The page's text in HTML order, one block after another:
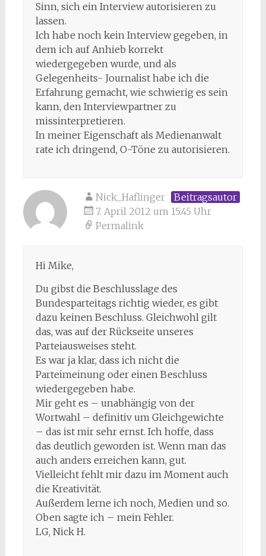
Sinn, sich ein Interview autorisieren zu
lassen.
Ich habe noch kein Interview gegeben, in
dem ich auf Anhieb korrekt
wiedergegeben wurde, und als
Gelegenheits- Journalist habe ich die
Erfahrung gemacht, wie schwierig es sein
kann, den Interviewpartner zu
missinterpretieren.
In meiner Eigenschaft als Medienanwalt
rate ich dringend, O-Töne zu autorisieren.
Nick_Haflinger
Beitragsautor
7. April 2012 um 15:45 Uhr
Permalink
Hi Mike,
Du gibst die Beschlusslage des
Bundesparteitags richtig wieder, es gibt
dazu keinen Beschluss. Gleichwohl gilt
das, was auf der Rückseite unseres
Parteiausweises steht.
Es war ja klar, dass ich nicht die
Parteimeinung oder einen Beschluss
wiedergegeben habe.
Mir geht es – unabhängig von der
Wortwahl – definitiv um Gleichgewichte
– das ist mir sehr ernst. Ich hoffe, dass
das deutlich geworden ist. Wenn man das
auch anders erreichen kann, gut.
Vielleicht fehlt mir dazu im Moment auch
die Kreativität.
Außerdem lerne ich noch, Medien und so.
Oben sagte ich – mein Fehler.
LG, Nick H.